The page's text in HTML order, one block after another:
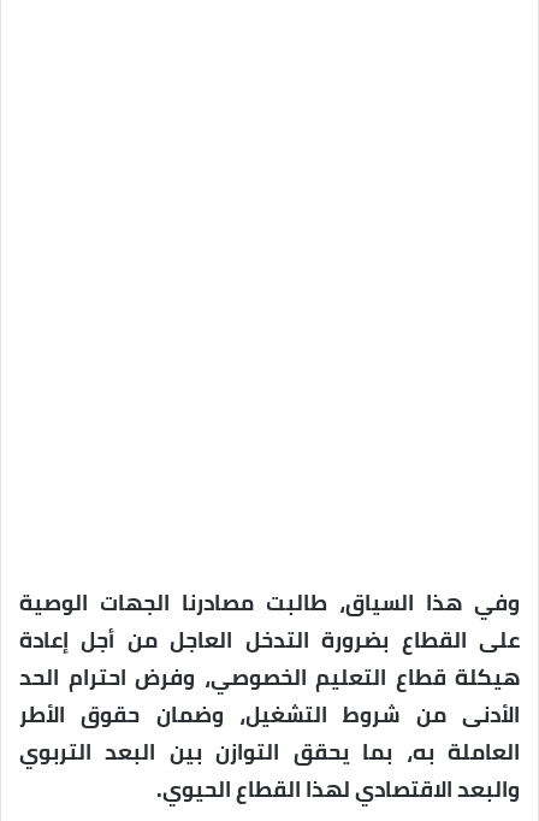
وفي هذا السياق، طالبت مصادرنا الجهات الوصية
على القطاع بضرورة التدخل العاجل من أجل إعادة
هيكلة قطاع التعليم الخصوصي، وفرض احترام الحد
الأدنى من شروط التشغيل، وضمان حقوق الأطر
العاملة به، بما يحقق التوازن بين البعد التربوي
والبعد الاقتصادي لهذا القطاع الحيوي.